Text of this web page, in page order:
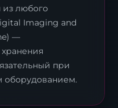
из любого
Imaging and
—
при
оборудованием.